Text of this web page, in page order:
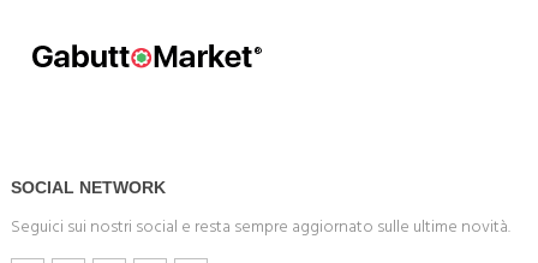
SOCIAL NETWORK
Seguici sui nostri social e resta sempre aggiornato sulle ultime novità.